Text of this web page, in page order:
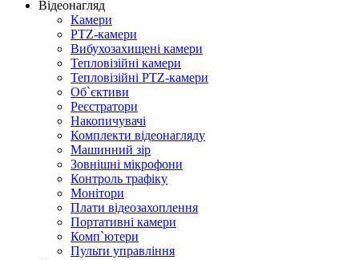
Відеонагляд
Камери
PTZ-камери
Вибухозахищені камери
Тепловізійні камери
Тепловізійні PTZ-камери
Об`єктиви
Реєстратори
Накопичувачі
Комплекти відеонагляду
Машинний зір
Зовнішні мікрофони
Контроль трафіку
Монітори
Плати відеозахоплення
Портативні камери
Комп`ютери
Пульти управління